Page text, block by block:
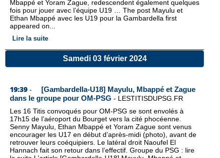
Mbappé et Yoram Zague, redescendent également quelques
fois pour jouer avec l’équipe U19 … The post Mayulu et
Ethan Mbappé avec les U19 pour la Gambardella first
appeared on...
Lire la suite
Samedi 03 février 2024
19:39 -
[Gambardella-U18] Mayulu, Mbappé et Zague
dans le groupe pour OM-PSG - LESTITISDUPSG.FR
Les 16 Titis convoqués pour OM-PSG se sont envolés à
17h15 de l’aéroport du Bourget vers la cité phocéenne.
Senny Mayulu, Ethan Mbappé et Yoram Zague sont venus
encourager les U17 en début d’après-midi (photo), avant de
retrouver leurs coéquipiers. Le latéral droit Naoufel El
Hannach fait son retour dans l’effectif. Groupe du PSG : lire